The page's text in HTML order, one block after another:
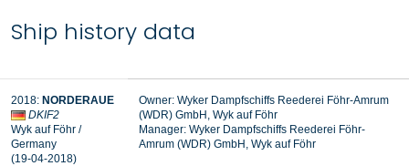
Ship history data
2018: NORDERAUE
DKIF2
Wyk auf Föhr /
Germany
(19-04-2018)
Owner: Wyker Dampfschiffs Reederei Föhr-Amrum
(WDR) GmbH, Wyk auf Föhr
Manager: Wyker Dampfschiffs Reederei Föhr-
Amrum (WDR) GmbH, Wyk auf Föhr